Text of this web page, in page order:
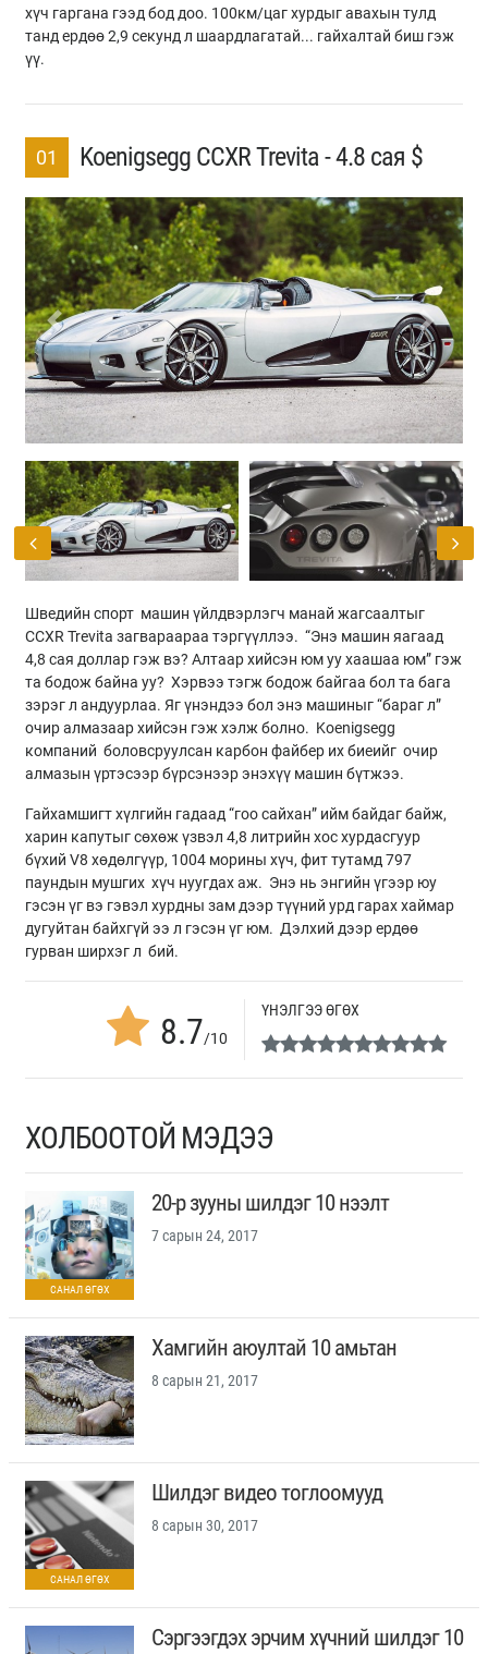
хүч гаргана гээд бод доо. 100км/цаг хурдыг авахын тулд
танд ердөө 2,9 секунд л шаардлагатай... гайхалтай биш гэж
үү.
01 Koenigsegg CCXR Trevita - 4.8 сая $
Previous Next
Шведийн спорт машин үйлдвэрлэгч манай жагсаалтыг
CCXR Trevita загвараараа тэргүүллээ. “Энэ машин яагаад
4,8 сая доллар гэж вэ? Алтаар хийсэн юм уу хаашаа юм” гэж
та бодож байна уу? Хэрвээ тэгж бодож байгаа бол та бага
зэрэг л андуурлаа. Яг үнэндээ бол энэ машиныг “бараг л”
очир алмазаар хийсэн гэж хэлж болно. Koenigsegg
компаний боловсруулсан карбон файбер их биеийг очир
алмазын үртэсээр бүрсэнээр энэхүү машин бүтжээ.
Гайхамшигт хүлгийн гадаад “гоо сайхан” ийм байдаг байж,
харин капутыг сөхөж үзвэл 4,8 литрийн хос хурдасгуур
бүхий V8 хөдөлгүүр, 1004 морины хүч, фит тутамд 797
паундын мушгих хүч нуугдах аж. Энэ нь энгийн үгээр юу
гэсэн үг вэ гэвэл хурдны зам дээр түүний урд гарах хаймар
дугуйтан байхгүй ээ л гэсэн үг юм. Дэлхий дээр ердөө
гурван ширхэг л бий.
8.7/10
ҮНЭЛГЭЭ ӨГӨХ
ХОЛБООТОЙ МЭДЭЭ
20-р зууны шилдэг 10 нээлт
7 сарын 24, 2017
Хамгийн аюултай 10 амьтан
8 сарын 21, 2017
Шилдэг видео тоглоомууд
8 сарын 30, 2017
Сэргээгдэх эрчим хүчний шилдэг 10